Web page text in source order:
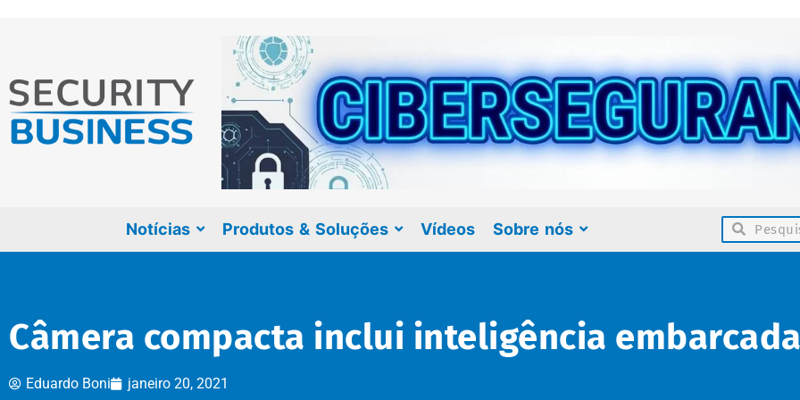
Notícias Produtos & Soluções Vídeos Sobre nós
Câmera compacta inclui inteligência
Eduardo Boni janeiro 20, 2021